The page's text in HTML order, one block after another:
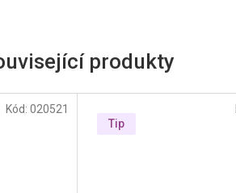
produkty
Kód: 020521
Tip